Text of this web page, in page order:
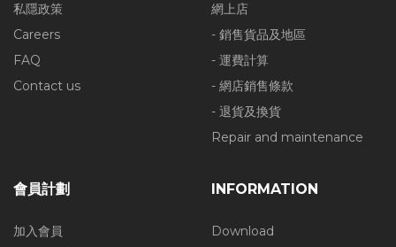
私隱政策
Careers
FAQ
Contact us
網上店
- 銷售貨品及地區
- 運費計算
- 網店銷售條款
- 退貨及換貨
Repair and maintenance
會員計劃
加入會員
INFORMATION
Download